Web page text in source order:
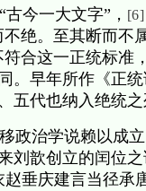
今一大文字”， [6]
绝。至其断而
合这一正统标
。早年所作《正
五代也纳入绝统
政治学说赖以成
刘歆创立的闰位
赵垂庆建言当径承